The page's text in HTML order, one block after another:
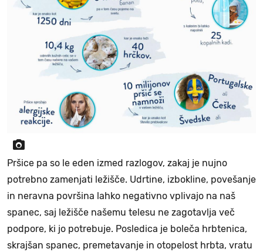
Pršice pa so le eden izmed razlogov, zakaj je nujno
potrebno zamenjati ležišče. Udrtine, izbokline, povešanje
in neravna površina lahko negativno vplivajo na naš
spanec, saj ležišče našemu telesu ne zagotavlja več
podpore, ki jo potrebuje. Posledica je boleča hrbtenica,
skrajšan spanec, premetavanje in otopelost hrbta, vratu